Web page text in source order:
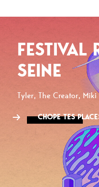
FESTIVAL
SEINE
Tyler, The Creator, Miki
CHOPE TES